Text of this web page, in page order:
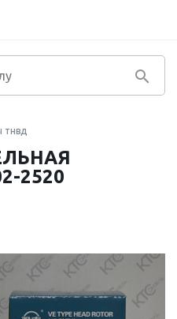
тнвд
2520